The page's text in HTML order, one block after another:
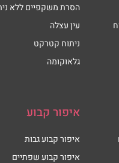
הסרת משקפיים ללא
עין עצלה
ניתוח קטרקט
גלאוקומה
איפור קבוע
איפור קבוע גבות
איפור קבוע שפתיים